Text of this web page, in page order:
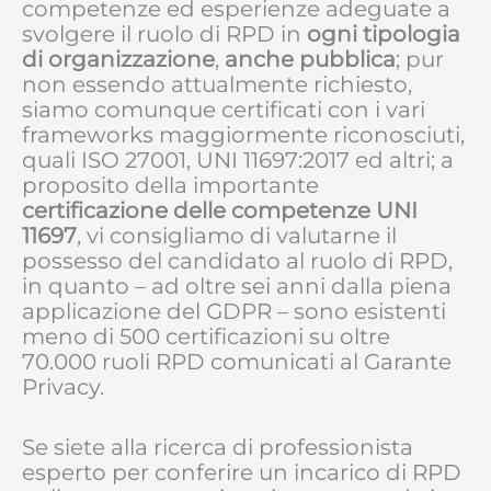
competenze ed esperienze adeguate a
svolgere il ruolo di RPD in ogni tipologia
di organizzazione, anche pubblica; pur
non essendo attualmente richiesto,
siamo comunque certificati con i vari
frameworks maggiormente riconosciuti,
quali ISO 27001, UNI 11697:2017 ed altri; a
proposito della importante
certificazione delle competenze UNI
11697, vi consigliamo di valutarne il
possesso del candidato al ruolo di RPD,
in quanto – ad oltre sei anni dalla piena
applicazione del GDPR – sono esistenti
meno di 500 certificazioni su oltre
70.000 ruoli RPD comunicati al Garante
Privacy.
Se siete alla ricerca di professionista
esperto per conferire un incarico di RPD